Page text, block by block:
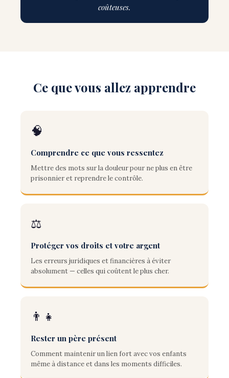
coûteuses.
Ce que vous allez apprendre
🧠
Comprendre ce que vous ressentez
Mettre des mots sur la douleur pour ne plus en être
prisonnier et reprendre le contrôle.
⚖️
Protéger vos droits et votre argent
Les erreurs juridiques et financières à éviter
absolument — celles qui coûtent le plus cher.
👨‍👧
Rester un père présent
Comment maintenir un lien fort avec vos enfants
même à distance et dans les moments difficiles.